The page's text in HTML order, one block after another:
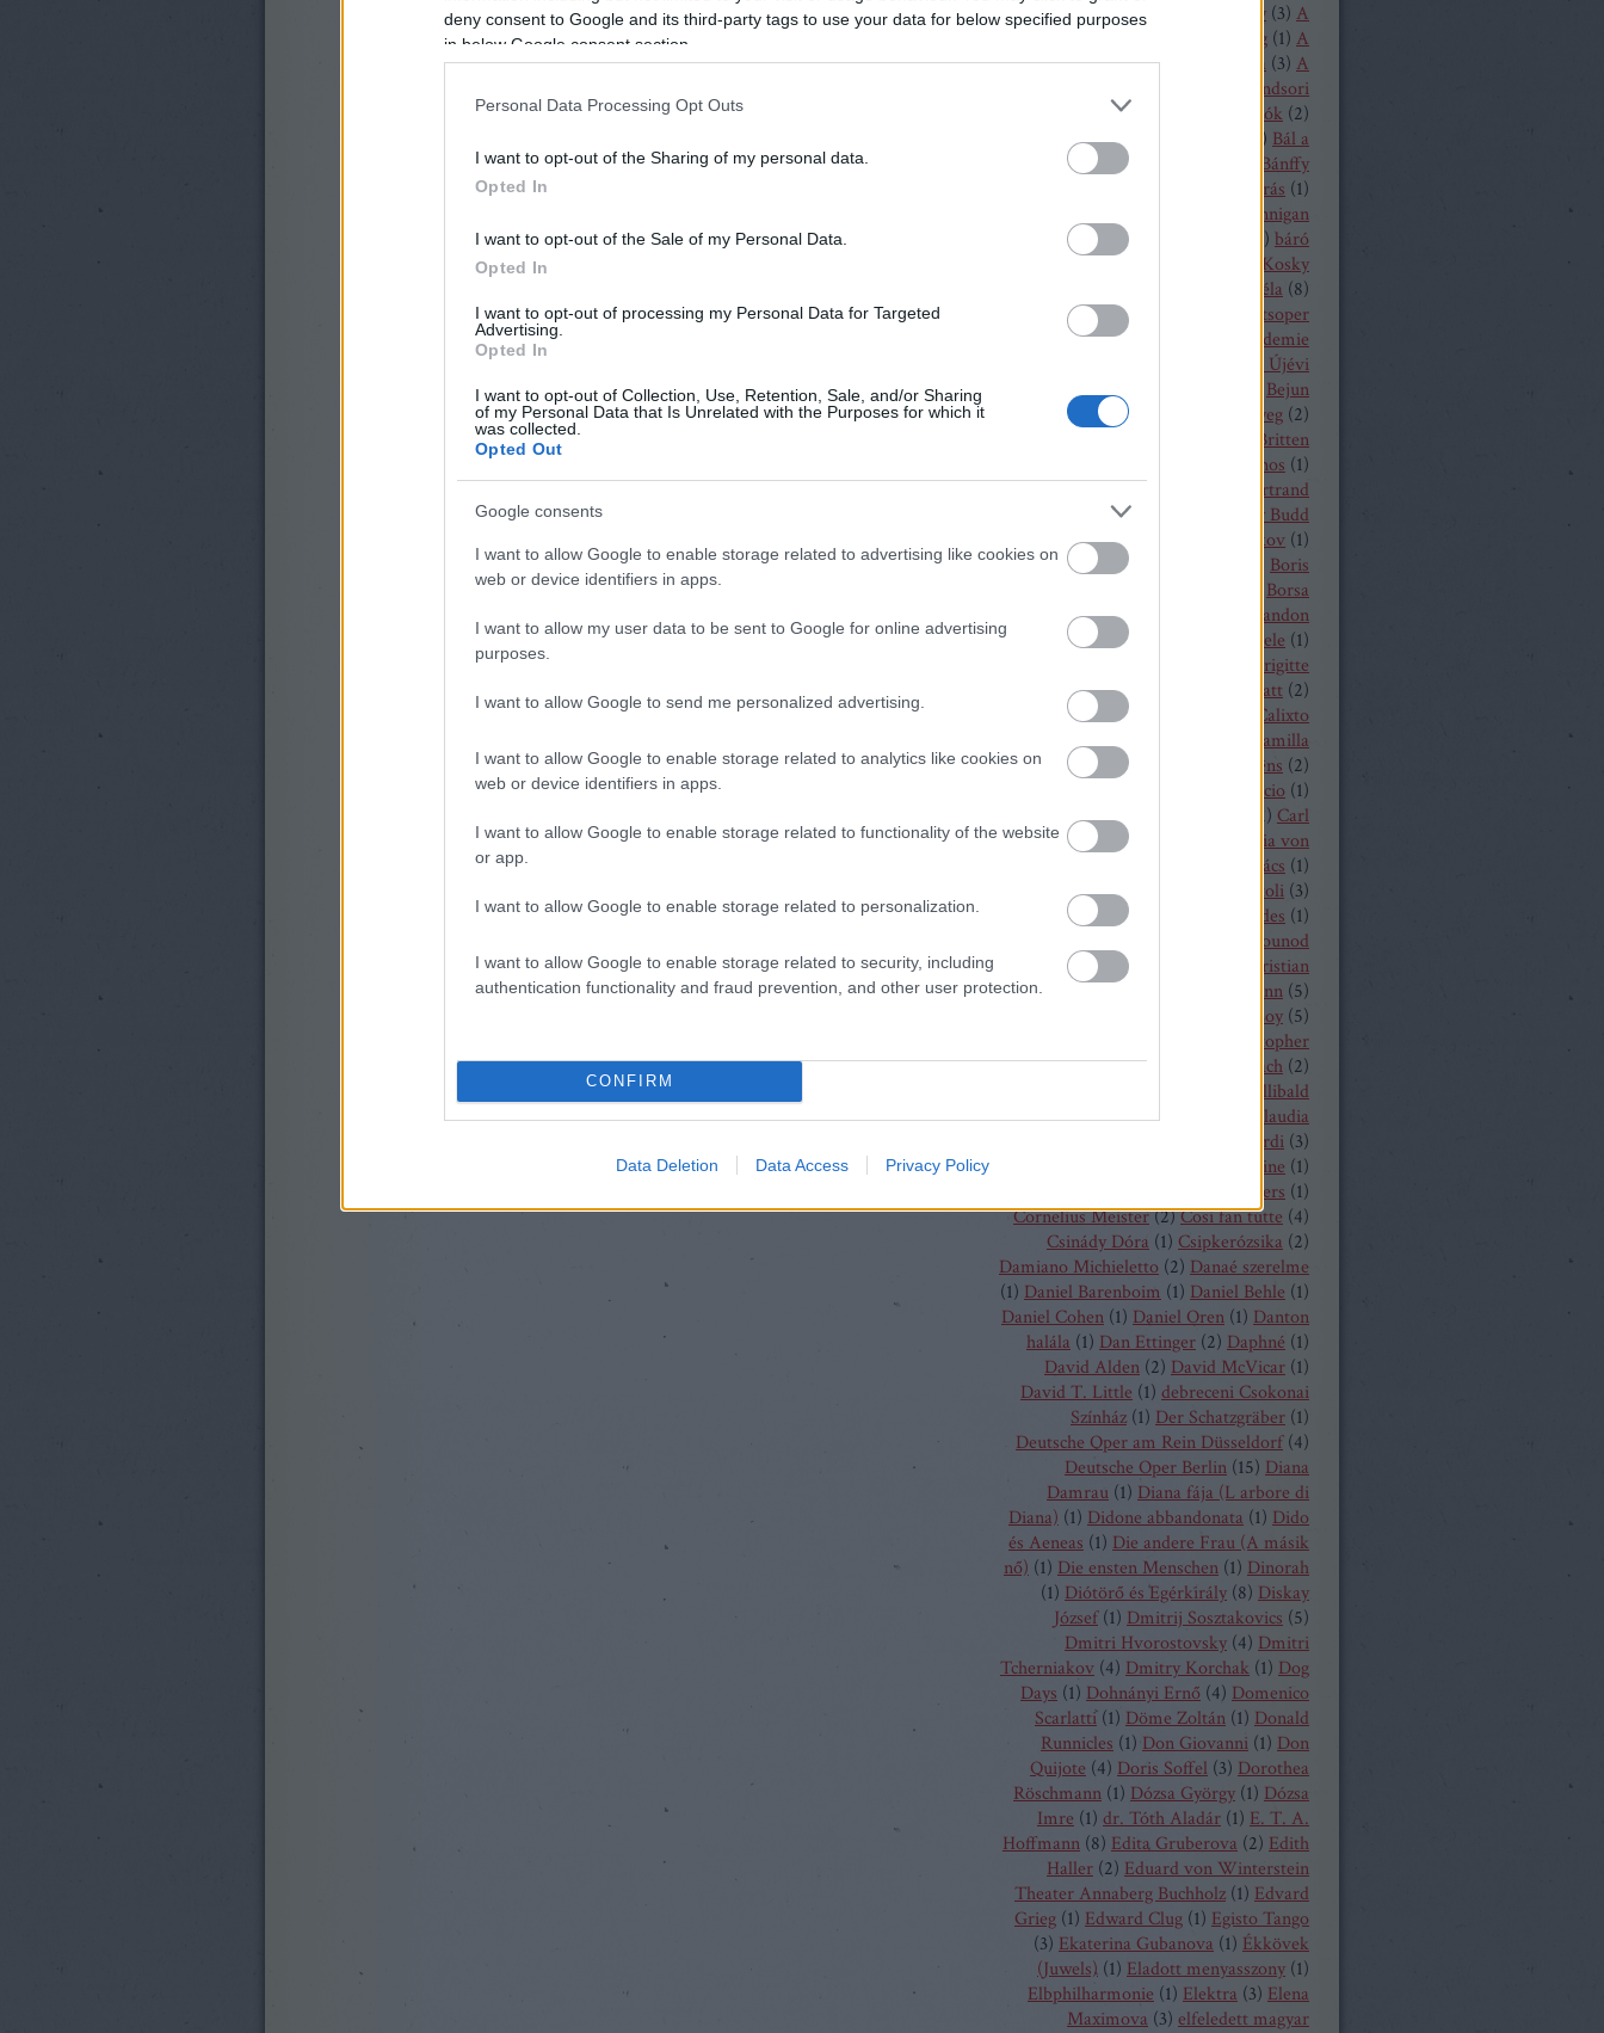
deny consent to Google and its third-party tags to use your data for below specified purposes
in below Google consent section.
Personal Data Processing Opt Outs
I want to opt-out of the Sharing of my personal data.
Opted In
I want to opt-out of the Sale of my Personal Data.
Opted In
I want to opt-out of processing my Personal Data for Targeted
Advertising.
Opted In
I want to opt-out of Collection, Use, Retention, Sale, and/or Sharing
of my Personal Data that Is Unrelated with the Purposes for which it
was collected.
Opted Out
Google consents
I want to allow Google to enable storage related to advertising like cookies on
web or device identifiers in apps.
I want to allow my user data to be sent to Google for online advertising
purposes.
I want to allow Google to send me personalized advertising.
I want to allow Google to enable storage related to analytics like cookies on
web or device identifiers in apps.
I want to allow Google to enable storage related to functionality of the website
or app.
I want to allow Google to enable storage related to personalization.
I want to allow Google to enable storage related to security, including
authentication functionality and fraud prevention, and other user protection.
CONFIRM
Data Deletion Data Access Privacy Policy
rózsalovag (1)A sevillai borbély (3) A
A távoli hang (1) A
trubadúr(2)A varázsfuvola (3) A
A windsori
A zsidónő Bajazzók (2)
Balassa Sándor
) Bál a
Savoyban
Bánffy Katalin
Bánffy
Bánó András (1)
Barbara Hannigan
1 báró Orczy Bódog ) báró
Barrie Kosky
Bartók Béla (8)
Bartók Péter
(2
Bayerische Staatsoper
19)Bayerische Theaterakademie
Bécsi Újévi
Koncert(1)Bedrich Smetana
Bejun
Mehta
Békés András bélyeg (2)
Benjamin Britten
Berkes János (1)
Bertrand
beszámoló
Billy Budd
Birgit Nilsson Bogdan Volkov (1)
Bohémélet
( Borisz Godunov
Boris
Borsa
Miklós(1)
Brandon
Jovanovich
3) Bregenzer Festspiele (1)
Brigitte
Fassbaender
Brindley Sherratt (2)
Bubik Árpád
1)
Calixto
Cameron Shahbazi
Camilla
Nylund
) Camille Saint-Saëns (2)
Capriccio (1)
Cardillac(1 1) Carl
Heinrich Graun
Carl Maria von
Cár és ács (1)
Casa Verdi(3) Cecilia Bartoli (3)
Celeng Mária
Chabert ezredes (1)
Charles Gounod
Chrisopher Maltman
Christian
Christian Thielemann (5)
Christof Loy (5)
Christopher
Ventris(2)Christoph Eschenbach (2)
Christoph Willibald
Gluck(3)Claude Debussy
Claudia
Claudio Monteverdi (3)
Clémentine Margaine (1)
Corinne Winters (1)
Cornelius Meister(2)Cosi fan tutte (4)
Csinády Dóra (1) Csipkerózsika (2)
Damiano Michieletto (2) Danaé szerelme
(1) Daniel Barenboim (1) Daniel Behle (1)
Daniel Cohen (1) Daniel Oren (1) Danton
halála (1) Dan Ettinger (2) Daphné (1)
David Alden (2) David McVicar (1)
David T. Little (1) debreceni Csokonai
Színház (1) Der Schatzgräber (1)
Deutsche Oper am Rein Düsseldorf (4)
Deutsche Oper Berlin (15) Diana
Damrau (1) Diana fája (L arbore di
Diana) (1) Didone abbandonata (1) Dido
és Aeneas (1) Die andere Frau (A másik
nő) (1) Die ensten Menschen (1) Dinorah
(1) Diótörő és Egérkirály (8) Diskay
József (1) Dmitrij Sosztakovics (5)
Dmitri Hvorostovsky (4) Dmitri
Tcherniakov (4) Dmitry Korchak (1) Dog
Days (1) Dohnányi Ernő (4) Domenico
Scarlatti (1) Döme Zoltán (1) Donald
Runnicles (1) Don Giovanni (1) Don
Quijote (4) Doris Soffel (3) Dorothea
Röschmann (1) Dózsa György (1) Dózsa
Imre (1) dr. Tóth Aladár (1) E. T. A.
Hoffmann (8) Edita Gruberova (2) Edith
Haller (2) Eduard von Winterstein
Theater Annaberg Buchholz (1) Edvard
Grieg (1) Edward Clug (1) Egisto Tango
(3) Ekaterina Gubanova (1) Ékkövek
(Juwels) (1) Eladott menyasszony (1)
Elbphilharmonie (1) Elektra (3) Elena
Maximova (3) elfeledett magyar